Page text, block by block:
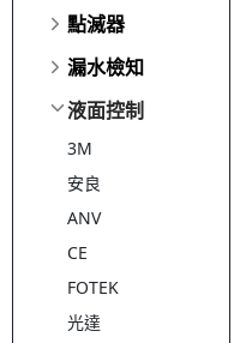
點滅器
漏水檢知
液面控制
3M
安良
ANV
CE
FOTEK
光達